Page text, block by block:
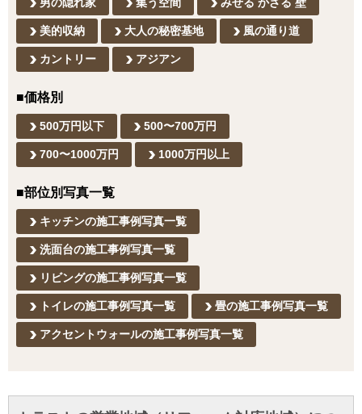
美的収納 大人の秘密基地 風の通り道
カントリー アジアン
■価格別
500万円以下 500〜700万円
700〜1000万円 1000万円以上
■部位別写真一覧
キッチンの施工事例写真一覧
洗面台の施工事例写真一覧
リビングの施工事例写真一覧
トイレの施工事例写真一覧 畳の施工事例写真一覧
アクセントウォールの施工事例写真一覧